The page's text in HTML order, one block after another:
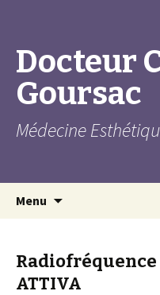
Docteur
Goursac
Médecine
Menu
ATTIVA